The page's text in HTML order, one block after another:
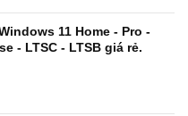
11 Home - Pro -
- LTSC - LTSB giá rẻ.